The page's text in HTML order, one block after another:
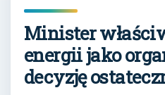
Minister
energii jako
decyzję